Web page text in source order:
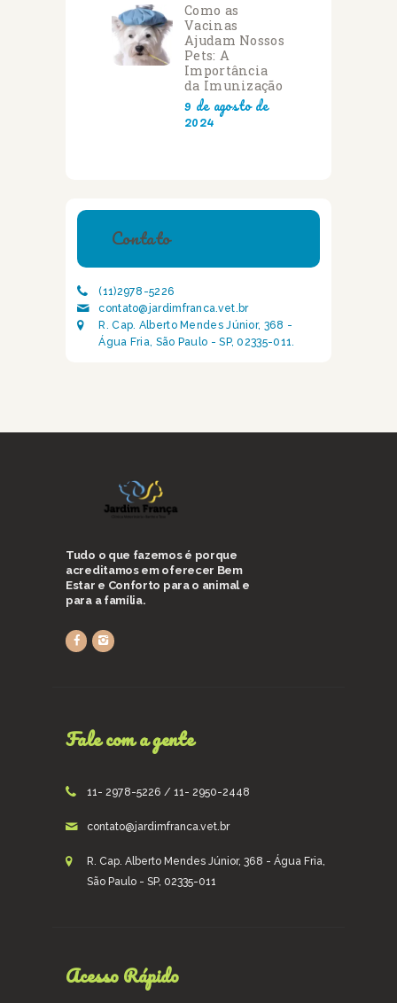
Como as
Vacinas
Ajudam Nossos
Pets: A
Importância
da Imunização
9 de agosto de
2024
Contato
(11)2978-5226
contato@jardimfranca.vet.br
R. Cap. Alberto Mendes Júnior, 368 -
Água Fria, São Paulo - SP, 02335-011.
Tudo o que fazemos é porque
acreditamos em oferecer Bem
Estar e Conforto para o animal e
para a família.
Fale com a gente
11- 2978-5226 / 11- 2950-2448
contato@jardimfranca.vet.br
R. Cap. Alberto Mendes Júnior, 368 - Água Fria,
São Paulo - SP, 02335-011
Acesso Rápido